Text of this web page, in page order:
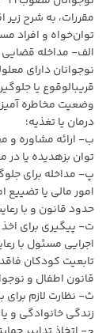
مقررات، به شرح
توان‌خواه و افراد
الف- مداخله
نوجوانان دارای
قریب‏الوقوع یا
وضعیت مخاطره
درمان یا تغذیه؛
ب- ارائه مشاوره و
توان بزه‏دیده یا در
پ- مداخله برای
امور مالی یا تضییع
حدود قانون و با
ت- پیگیری برای
اجرایی مسئول با
قانون اطفال و نوجوانان و
ث- نظارت لازم برای
زندگی خانوادگی و یا